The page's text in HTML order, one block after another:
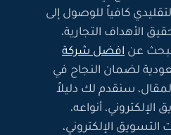
كافياً للوصول إلى
الأهداف التجارية،
عن افضل شركة
لضمان النجاح في
سنقدم لك دليلاً
أنواعه،
الإلكتروني،